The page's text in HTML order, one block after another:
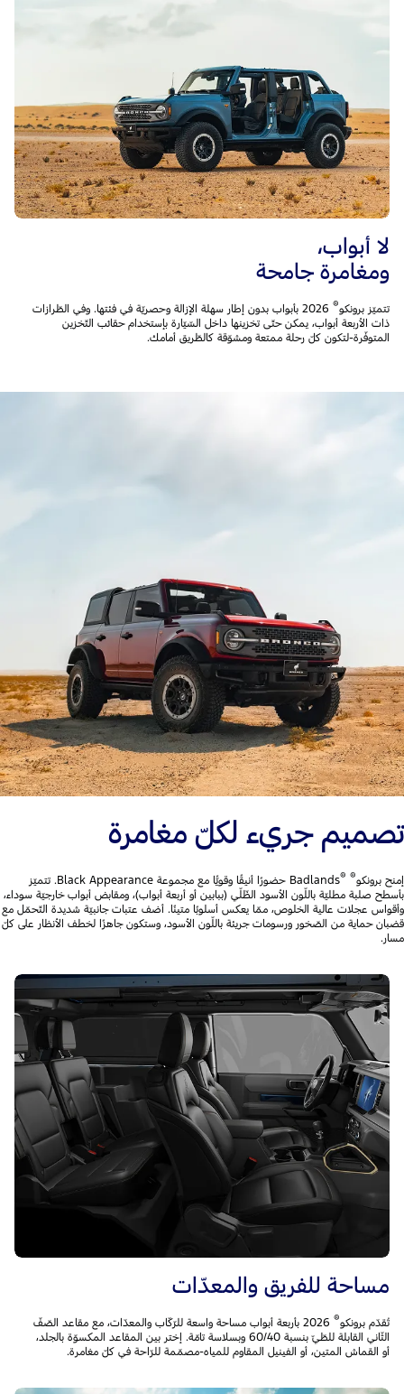
لا أبواب،
ومغامرة جامحة
تتميّز برونكو®
2026 بأبواب بدون إطار سهلة الإزالة وحصريّة في فئتها. وفي الطّرازات
ذات الأربعة أبواب، يمكن حتّى تخزينها داخل السّيّارة بإستخدام حقائب التّخزين
المتوفّرة-لتكون كلّ رحلة ممتعة ومشوّقة كالطّريق أمامك.
تصميم جريء لكلّ مغامرة
إمنح برونكو®
®
Badlands حضورًا أنيقًا وقويًّا مع مجموعة Black Appearance. تتميّز
بأسطح صلبة مطليّة باللّون الأسود الظّلّي (ببابين أو أربعة أبواب)، ومقابض أبواب خارجيّة سوداء،
وأقواس عجلات عالية الخلوص، ممّا يعكس أسلوبًا متينًا. أضف عتبات جانبيّة شديدة التّحمّل مع
قضبان حماية من الصّخور ورسومات جريئة باللّون الأسود، وستكون جاهزًا لخطف الأنظار على كلّ
مسار.
مساحة للفريق والمعدّات
تُقدّم برونكو®
2026 بأربعة أبواب مساحة واسعة للرّكّاب والمعدّات، مع مقاعد الصّفّ
الثّاني القابلة للطّيّ بنسبة 60/40 وبسلاسة تامّة. إختر بين المقاعد المكسوّة بالجلد،
أو القماش المتين، أو الفينيل المقاوم للمياه-مصمّمة للرّاحة في كلّ مغامرة.